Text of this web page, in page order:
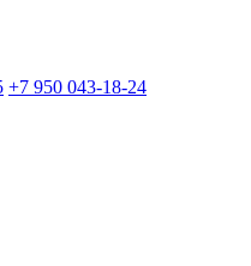
+7 950 043-18-24